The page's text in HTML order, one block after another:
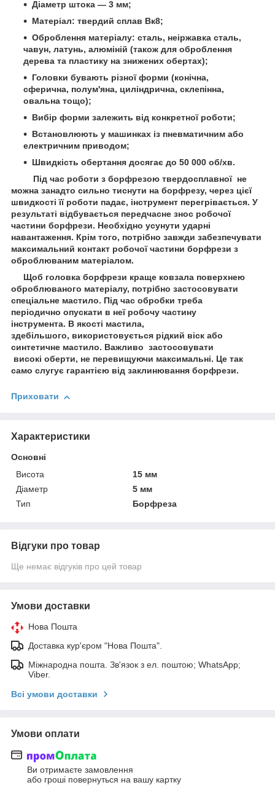
Діаметр штока — 3 мм;
Матеріал: твердий сплав Вк8;
Оброблення матеріалу: сталь, неіржавка сталь,
чавун, латунь, алюміній (також для оброблення
дерева та пластику на знижених обертах);
Головки бувають різної форми (конічна,
сферична, полум'яна, циліндрична, склепінна,
овальна тощо);
Вибір форми залежить від конкретної роботи;
Встановлюють у машинках із пневматичним або
електричним приводом;
Швидкість обертання досягає до 50 000 об/хв.
Під час роботи з борфрезою твердосплавної не
можна занадто сильно тиснути на борфрезу, через цієї
швидкості її роботи падає, інструмент перегрівається. У
результаті відбувається передчасне знос робочої
частини борфрези. Необхідно усунути ударні
навантаження. Крім того, потрібно завжди забезпечувати
максимальний контакт робочої частини борфрези з
оброблюваним матеріалом.
Щоб головка борфрези краще ковзала поверхнею
оброблюваного матеріалу, потрібно застосовувати
спеціальне мастило. Під час обробки треба
періодично опускати в неї робочу частину
інструмента. В якості мастила,
здебільшого, використовується рідкий віск або
синтетичне мастило. Важливо застосовувати
високі оберти, не перевищуючи максимальні. Це так
само слугує гарантією від заклинювання борфрези.
Приховати
Характеристики
Основні
Висота
15 мм
Діаметр
5 мм
Тип
Борфреза
Відгуки про товар
Ще немає відгуків про цей товар
Умови доставки
Нова Пошта
Доставка кур'єром "Нова Пошта".
Міжнародна пошта. Зв'язок з ел. поштою; WhatsApp;
Viber.
Всі умови доставки
Умови оплати
Ви отримаєте замовлення
або гроші повернуться на вашу картку